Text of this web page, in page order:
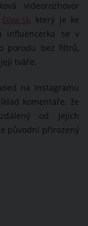
videorozhovor
Diva.sk, který je ke
influencerka se v
porodu bez filtrů,
tváře.
na Instagramu
komentáře, že
od jejích
původní přirozený